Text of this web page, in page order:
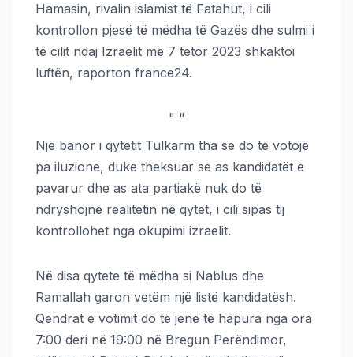
Hamasin, rivalin islamist të Fatahut, i cili
kontrollon pjesë të mëdha të Gazës dhe sulmi i
të cilit ndaj Izraelit më 7 tetor 2023 shkaktoi
luftën, raporton france24.
" "
Një banor i qytetit Tulkarm tha se do të votojë
pa iluzione, duke theksuar se as kandidatët e
pavarur dhe as ata partiakë nuk do të
ndryshojnë realitetin në qytet, i cili sipas tij
kontrollohet nga okupimi izraelit.
Në disa qytete të mëdha si Nablus dhe
Ramallah garon vetëm një listë kandidatësh.
Qendrat e votimit do të jenë të hapura nga ora
7:00 deri në 19:00 në Bregun Perëndimor,